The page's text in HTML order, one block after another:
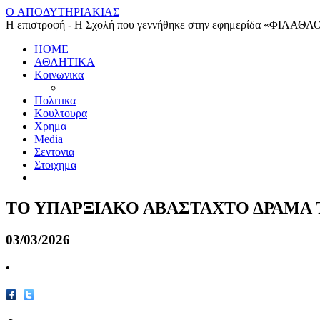
O ΑΠΟΔΥΤΗΡΙΑΚΙΑΣ
Η επιστροφή - Η Σχολή που γεννήθηκε στην εφημερίδα
HOME
ΑΘΛΗΤΙΚΑ
Κοινωνικα
Πολιτικα
Κουλτουρα
Χρημα
Media
Σεντονια
Στοιχημα
ΤΟ ΥΠΑΡΞΙΑΚΟ ΑΒΑΣΤΑΧΤΟ
03/03/2026
•